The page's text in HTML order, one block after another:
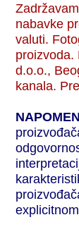
nabavke
valuti.
proizvoda.
d.o.o.,
kanala.